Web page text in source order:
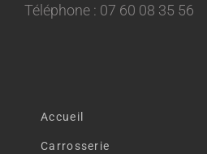
Téléphone : 07 60 08 35 56
Accueil
Carrosserie